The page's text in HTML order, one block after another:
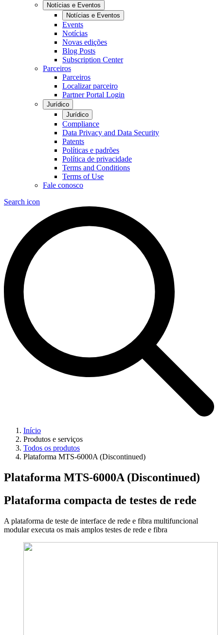
Notícias e Eventos
Notícias e Eventos
Events
Notícias
Novas edições
Blog Posts
Subscription Center
Parceiros
Parceiros
Localizar parceiro
Partner Portal Login
Jurídico
Jurídico
Compliance
Data Privacy and Data Security
Patents
Políticas e padrões
Política de privacidade
Terms and Conditions
Terms of Use
Fale conosco
Search icon
Início
Produtos e serviços
Todos os produtos
Plataforma MTS-6000A (Discontinued)
Plataforma MTS-6000A (Discontinued)
Plataforma compacta de testes de rede
A plataforma de teste de interface de rede e fibra multifuncional
modular executa os mais amplos testes de rede e fibra